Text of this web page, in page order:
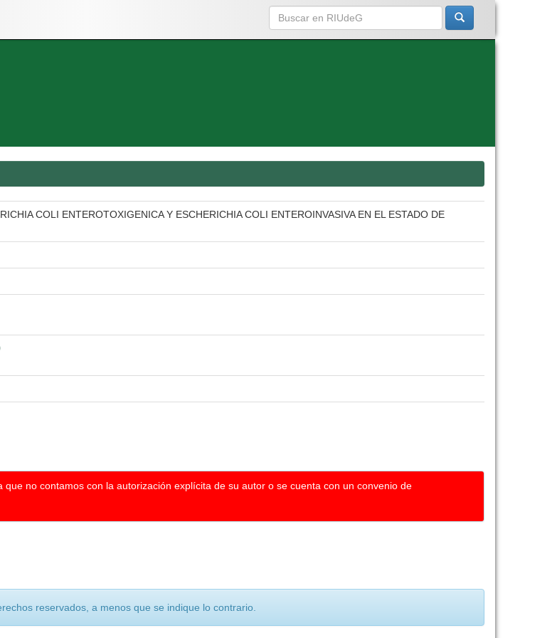
COLI ENTEROTOXIGENICA Y ESCHERICHIA COLI ENTEROINVASIVA EN EL ESTADO DE
no contamos con la autorización explícita de su autor o se cuenta con un convenio de
reservados, a menos que se indique lo contrario.